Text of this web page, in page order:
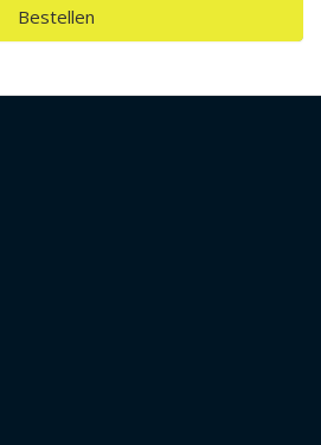
Bestellen